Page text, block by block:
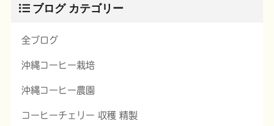
ブログ カテゴリー
全ブログ
沖縄コーヒー栽培
沖縄コーヒー農園
コーヒーチェリー 収穫 精製